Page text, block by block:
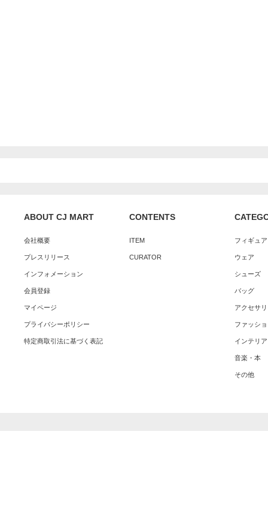
ABOUT CJ MART
会社概要
プレスリリース
インフォメーション
会員登録
マイページ
プライバシーポリシー
特定商取引法に基づく表記
CONTENTS
ITEM
CURATOR
フィギュ
ウェア
シューズ
バッグ
アクセサ
ファッシ
インテリア
音楽・本
その他